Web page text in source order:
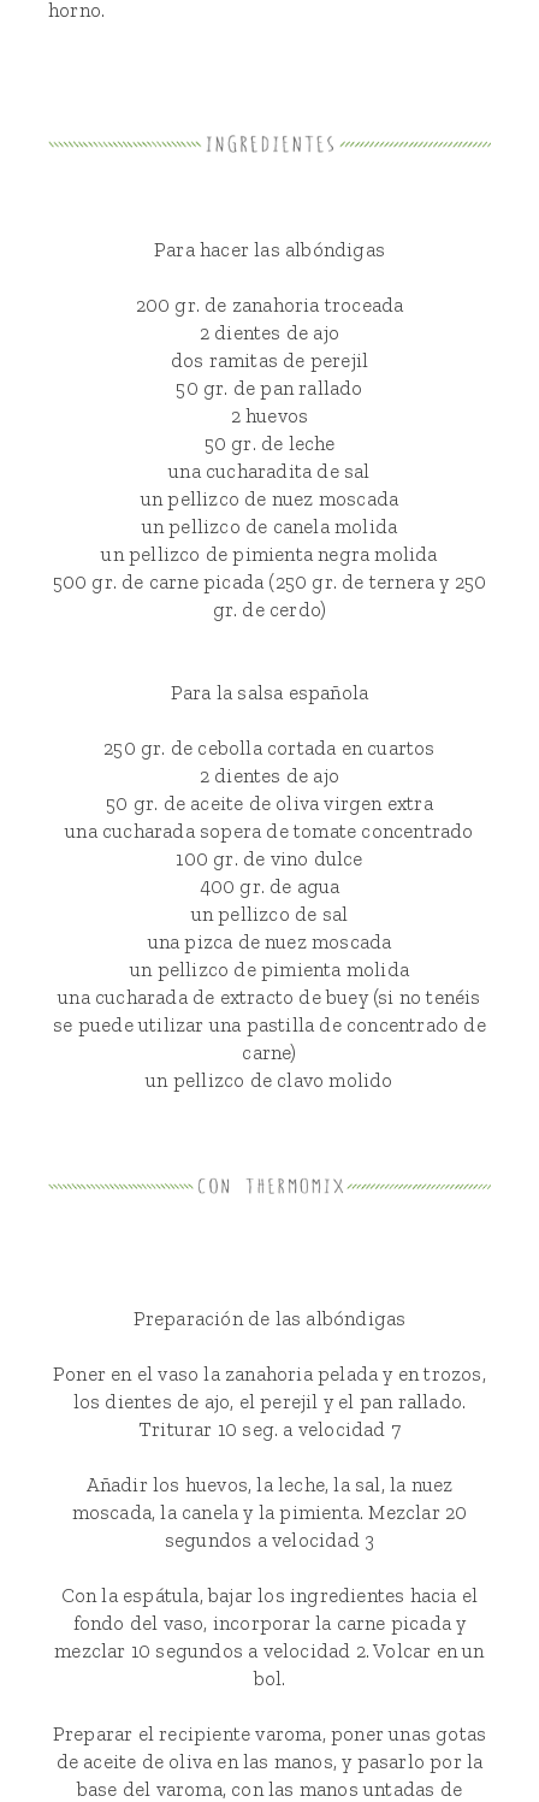
horno.
Para hacer las albóndigas
200 gr. de zanahoria troceada
2 dientes de ajo
dos ramitas de perejil
50 gr. de pan rallado
2 huevos
50 gr. de leche
una cucharadita de sal
un pellizco de nuez moscada
un pellizco de canela molida
un pellizco de pimienta negra molida
500 gr. de carne picada (250 gr. de ternera y 250
gr. de cerdo)
Para la salsa española
250 gr. de cebolla cortada en cuartos
2 dientes de ajo
50 gr. de aceite de oliva virgen extra
una cucharada sopera de tomate concentrado
100 gr. de vino dulce
400 gr. de agua
un pellizco de sal
una pizca de nuez moscada
un pellizco de pimienta molida
una cucharada de extracto de buey (si no tenéis
se puede utilizar una pastilla de concentrado de
carne)
un pellizco de clavo molido
Preparación de las albóndigas
Poner en el vaso la zanahoria pelada y en trozos,
los dientes de ajo, el perejil y el pan rallado.
Triturar 10 seg. a velocidad 7
Añadir los huevos, la leche, la sal, la nuez
moscada, la canela y la pimienta. Mezclar 20
segundos a velocidad 3
Con la espátula, bajar los ingredientes hacia el
fondo del vaso, incorporar la carne picada y
mezclar 10 segundos a velocidad 2. Volcar en un
bol.
Preparar el recipiente varoma, poner unas gotas
de aceite de oliva en las manos, y pasarlo por la
base del varoma, con las manos untadas de